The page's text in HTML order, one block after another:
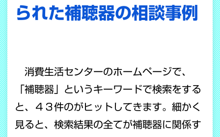
られた補聴器の相談事例
消費生活センターのホームページで、
「補聴器」というキーワードで検索をする
と、４３件のがヒットしてきます。細かく
見ると、検索結果の全てが補聴器に関係す